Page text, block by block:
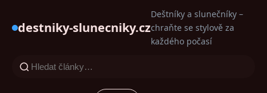
destniky-slunecniky.cz
Deštníky a slunečníky –
chraňte se stylově za
každého počasí